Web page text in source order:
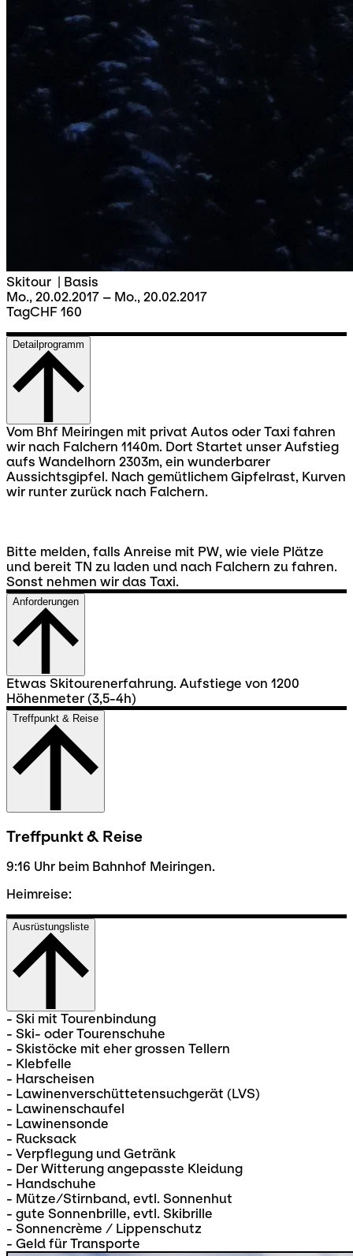
Skitour | Basis
Mo., 20.02.2017 – Mo., 20.02.2017
TagCHF 160
Detailprogramm
Vom Bhf Meiringen mit privat Autos oder Taxi fahren
wir nach Falchern 1140m. Dort Startet unser Aufstieg
aufs Wandelhorn 2303m, ein wunderbarer
Aussichtsgipfel. Nach gemütlichem Gipfelrast, Kurven
wir runter zurück nach Falchern.
Bitte melden, falls Anreise mit PW, wie viele Plätze
und bereit TN zu laden und nach Falchern zu fahren.
Sonst nehmen wir das Taxi.
Anforderungen
Etwas Skitourenerfahrung. Aufstiege von 1200
Höhenmeter (3,5-4h)
Treffpunkt & Reise
Treffpunkt & Reise
9:16 Uhr beim Bahnhof Meiringen.
Heimreise:
Ausrüstungsliste
- Ski mit Tourenbindung
- Ski- oder Tourenschuhe
- Skistöcke mit eher grossen Tellern
- Klebfelle
- Harscheisen
- Lawinenverschüttetensuchgerät (LVS)
- Lawinenschaufel
- Lawinensonde
- Rucksack
- Verpflegung und Getränk
- Der Witterung angepasste Kleidung
- Handschuhe
- Mütze/Stirnband, evtl. Sonnenhut
- gute Sonnenbrille, evtl. Skibrille
- Sonnencrème / Lippenschutz
- Geld für Transporte